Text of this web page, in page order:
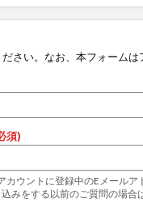
さい。なお、本フォーム
須)
ウントに登録中のEメールア
みをする以前のご質問の場合